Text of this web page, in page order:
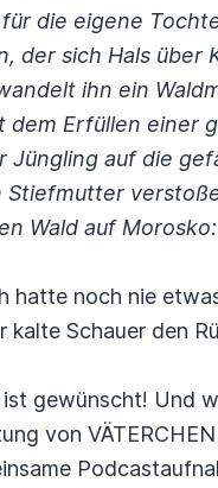
die eigene
der sich Hals
ihn ein
dem Erfüllen einer
Jüngling auf die
Stiefmutter
Wald auf
hatte noch nie
kalte Schauer den
gewünscht! Und
von